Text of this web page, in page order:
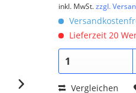
inkl. MwSt.zzgl.
Lieferzeit 20
Vergleichen